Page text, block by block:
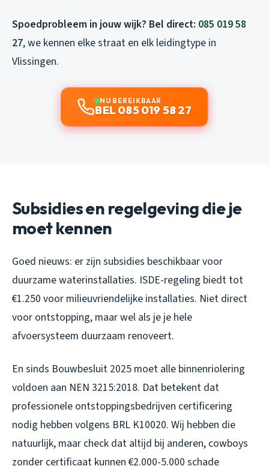
Spoedprobleem in jouw wijk? Bel direct: 085 019 58
27, we kennen elke straat en elk leidingtype in
Vlissingen.
NU BEREIKBAAR
BEL 085 019 58 27
Subsidies en regelgeving die je
moet kennen
Goed nieuws: er zijn subsidies beschikbaar voor
duurzame waterinstallaties. ISDE-regeling biedt tot
€1.250 voor milieuvriendelijke installaties. Niet direct
voor ontstopping, maar wel als je je hele
afvoersysteem duurzaam renoveert.
En sinds Bouwbesluit 2025 moet alle binnenriolering
voldoen aan NEN 3215:2018. Dat betekent dat
professionele ontstoppingsbedrijven certificering
nodig hebben volgens BRL K10020. Wij hebben die
natuurlijk, maar check dat altijd bij anderen, cowboys
zonder certificaat kunnen €2.000-5.000 schade